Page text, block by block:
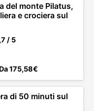
del monte Pilatus,
e crociera sul
/ 5
Da 175,58€
di 50 minuti sul